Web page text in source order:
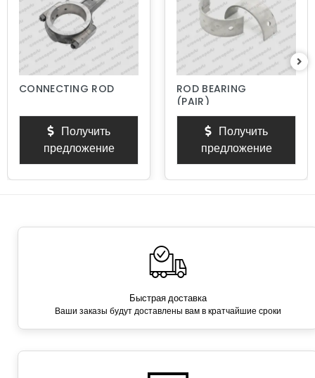
CONNECTING ROD
Получить
предложение
ROD BEARING
(PAIR)
Получить
предложение
Быстрая доставка
Ваши заказы будут доставлены вам в кратчайшие сроки